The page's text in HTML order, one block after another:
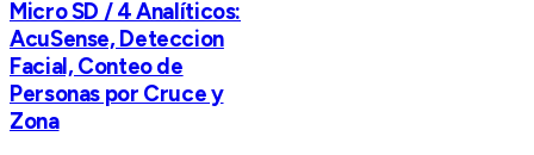
Micro SD / 4 Analíticos:
AcuSense, Deteccion
Facial, Conteo de
Personas por Cruce y
Zona